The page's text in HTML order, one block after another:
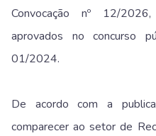
Convocação nº 12/
aprovados no concurso
01/2024.
De acordo com a
comparecer ao setor de